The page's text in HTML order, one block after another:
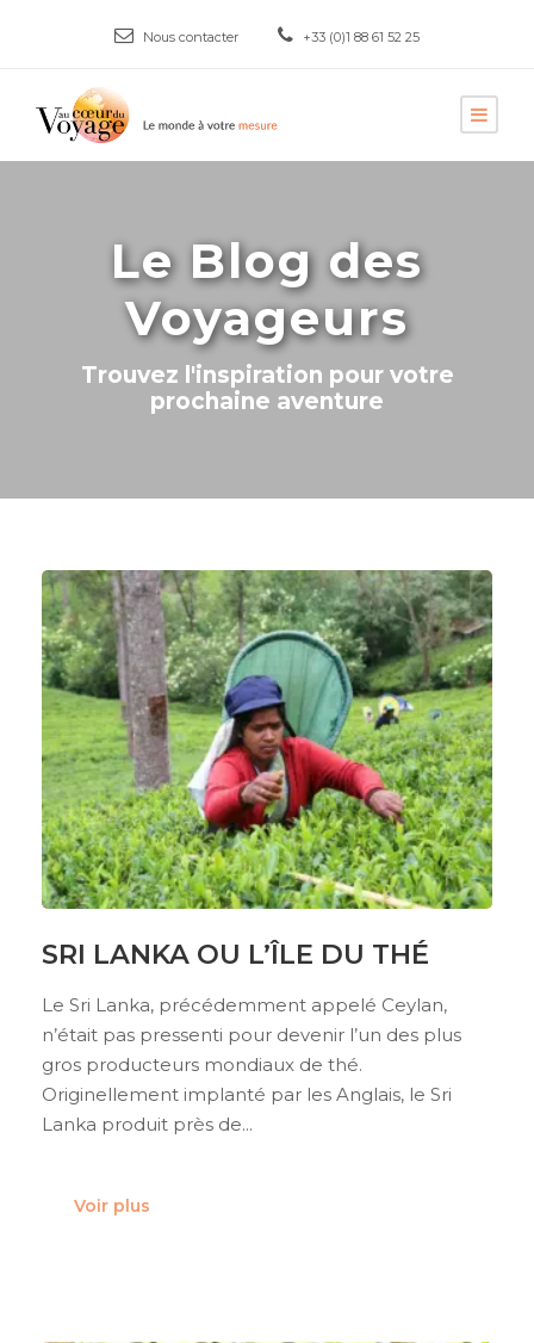
Nous contacter +33 (0)1 88 61 52 25
Le Blog des
Voyageurs
Trouvez l'inspiration pour votre
prochaine aventure
SRI LANKA OU L’ÎLE DU THÉ
Le Sri Lanka, précédemment appelé Ceylan,
n’était pas pressenti pour devenir l’un des plus
gros producteurs mondiaux de thé.
Originellement implanté par les Anglais, le Sri
Lanka produit près de...
Voir plus